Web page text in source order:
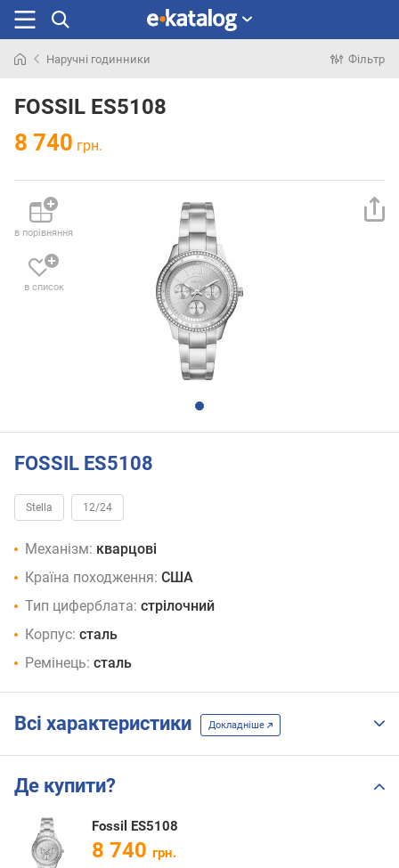
раніше
Наручні годинники Фільтр
FOSSIL ES5108
8 740 грн.
в порівняння
в список
FOSSIL ES5108
Stella 12/24
Механізм: кварцові
Країна походження: США
Тип циферблата: стрілочний
Корпус: сталь
Ремінець: сталь
Всі характеристики Докладніше
Де купити?
Fossil ES5108
8 740 грн.